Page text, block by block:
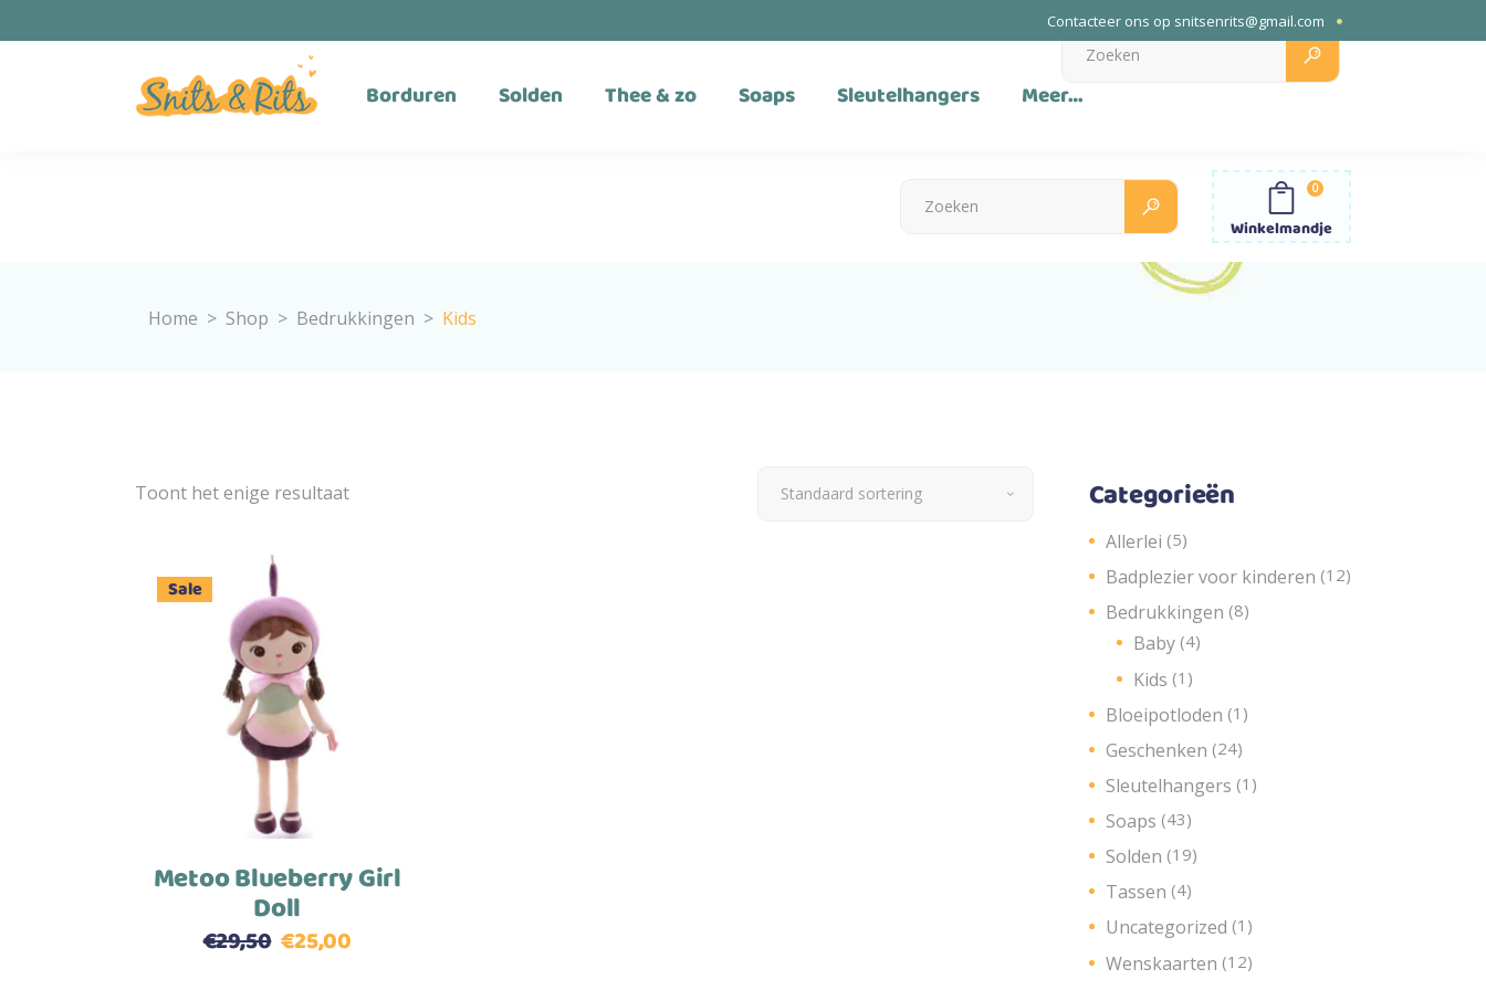
Contacteer ons op snitsenrits@gmail.com
Borduren Solden Thee & zo Soaps Sleutelhangers Meer…
Search
Winkelmandje
0
Search
Home > Shop > Bedrukkingen > Kids
Toont het enige resultaat Standaard sortering
Sale
Toevoegen aan winkelwagen
Metoo Blueberry Girl
Doll
€29,50 €25,00
Categorieën
Allerlei (5)
Badplezier voor kinderen (12)
Bedrukkingen (8)
Baby (4)
Kids (1)
Bloeipotloden (1)
Geschenken (24)
Sleutelhangers (1)
Soaps (43)
Solden (19)
Tassen (4)
Uncategorized (1)
Wenskaarten (12)